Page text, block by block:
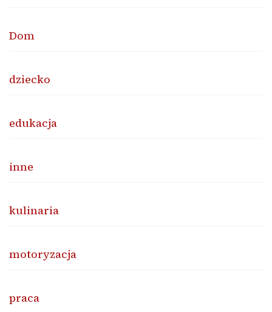
Dom
dziecko
edukacja
inne
kulinaria
motoryzacja
praca